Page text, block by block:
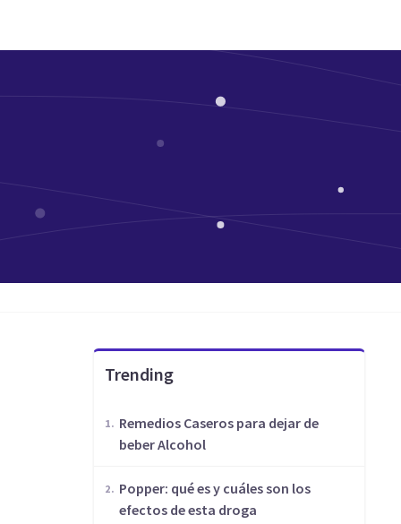
Trending
Remedios Caseros para dejar de
beber Alcohol
Popper: qué es y cuáles son los
efectos de esta droga